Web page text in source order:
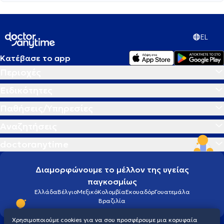
EL
Κατέβασε το app
Διαμορφώνουμε το μέλλον της υγείας
παγκοσμίως
ΕλλάδαΒέλγιοΜεξικόΚολομβίαΕκουαδόρΓουατεμάλα
Βραζιλία
Χρησιμοποιούμε cookies για να σου προσφέρουμε μια κορυφαία